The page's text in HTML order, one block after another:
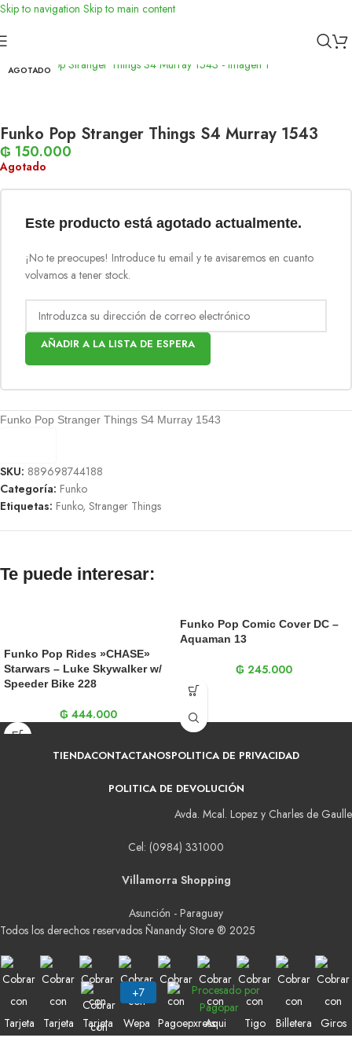
Skip to navigation Skip to main content
Inicio
AGOTADO
Funko Pop Stranger Things S4 Murray 1543
₲ 150.000
Agotado
Este producto está agotado actualmente.
¡No te preocupes! Introduce tu email y te avisaremos en cuanto
volvamos a tener stock.
AÑADIR A LA LISTA DE ESPERA
Funko Pop Stranger Things S4 Murray 1543
SKU: 889698744188
Categoría: Funko
Etiquetas: Funko, Stranger Things
Te puede interesar:
Funko Pop Rides »CHASE»
Starwars – Luke Skywalker w/
Speeder Bike 228
₲ 444.000
Funko Pop Comic Cover DC –
Aquaman 13
₲ 245.000
TIENDACONTACTANOSPOLITICA DE PRIVACIDAD
POLITICA DE DEVOLUCIÓN
Avda. Mcal. Lopez y Charles de Gaulle
Cel: (0984) 331000
Villamorra Shopping
Asunción - Paraguay
Todos los derechos reservados Ñanandy Store ® 2025
Buscar